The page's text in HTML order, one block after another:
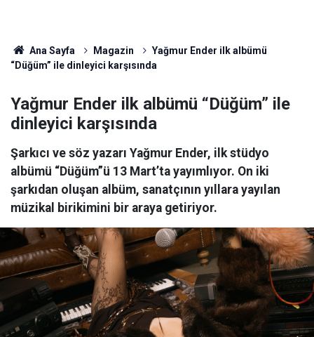
Ana Sayfa Magazin
Yağmur Ender ilk albümü
“Düğüm” ile dinleyici karşısında
Yağmur Ender ilk albümü “Düğüm” ile
dinleyici karşısında
Şarkıcı ve söz yazarı Yağmur Ender, ilk stüdyo
albümü “Düğüm”ü 13 Mart’ta yayımlıyor. On iki
şarkıdan oluşan albüm, sanatçının yıllara yayılan
müzikal birikimini bir araya getiriyor.